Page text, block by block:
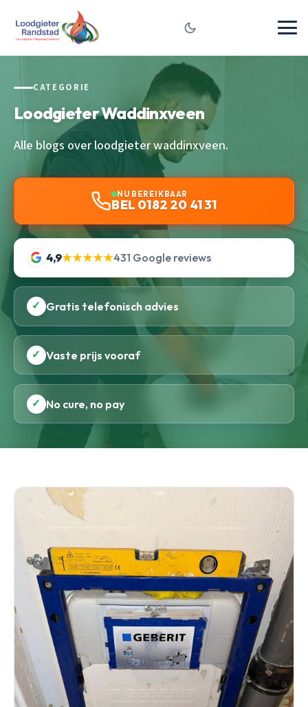
CATEGORIE
Loodgieter Waddinxveen
Alle blogs over loodgieter waddinxveen.
NU BEREIKBAAR
BEL 0182 20 41 31
4,9★★★★★431 Google reviews
✓ Gratis telefonisch advies
✓ Vaste prijs vooraf
✓ No cure, no pay